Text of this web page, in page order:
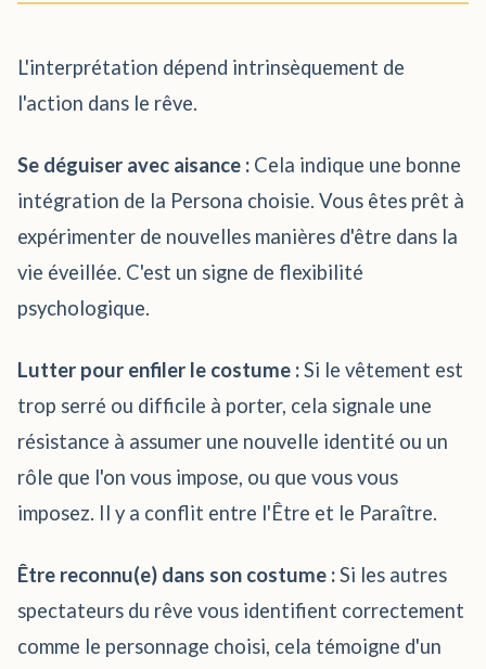
L'interprétation dépend intrinsèquement de
l'action dans le rêve.
Se déguiser avec aisance : Cela indique une bonne
intégration de la Persona choisie. Vous êtes prêt à
expérimenter de nouvelles manières d'être dans la
vie éveillée. C'est un signe de flexibilité
psychologique.
Lutter pour enfiler le costume :Si le vêtement est
trop serré ou difficile à porter, cela signale une
résistance à assumer une nouvelle identité ou un
rôle que l'on vous impose, ou que vous vous
imposez. Il y a conflit entre l'Être et le Paraître.
Être reconnu(e) dans son costume :Si les autres
spectateurs du rêve vous identifient correctement
comme le personnage choisi, cela témoigne d'un